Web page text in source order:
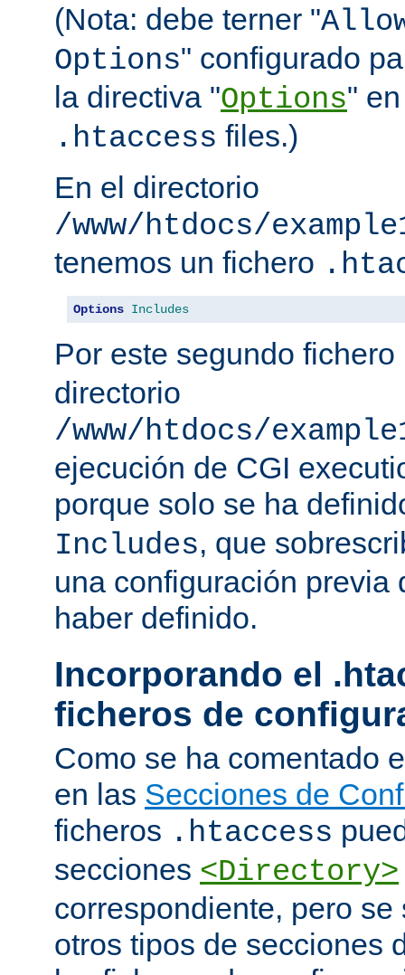
(Nota: debe terner "
Options" configurado
la directiva "Options"
.htaccess files.)
En el directorio
/www/htdocs/
tenemos un fichero
Options Includes
Por este segundo fichero
directorio
/www/htdocs/
ejecución de CGI
porque solo se ha
Includes, que
una configuración previa
haber definido.
Incorporando el
ficheros de
Como se ha comentado
en las Secciones de
ficheros .htaccess
secciones <Directory>
correspondiente, pero
otros tipos de secciones